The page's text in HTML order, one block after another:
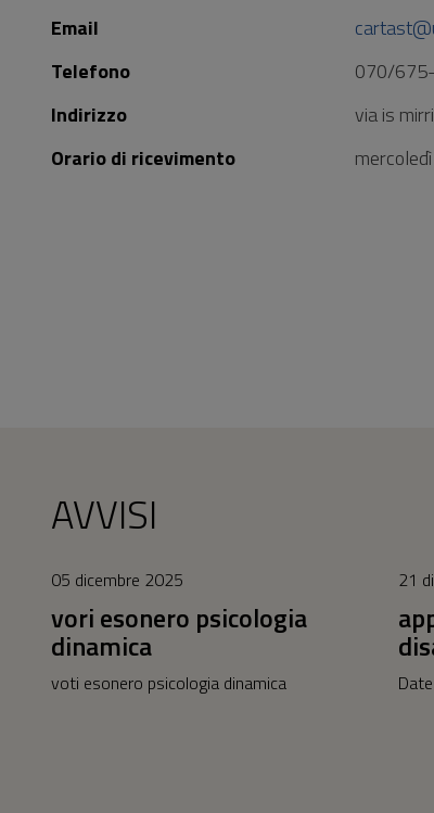
Email
Telefono
070/
Indirizzo
via is
Orario di ricevimento
AVVISI
05 dicembre 2025
vori esonero psicologia
dinamica
voti esonero psicologia dinamica
21